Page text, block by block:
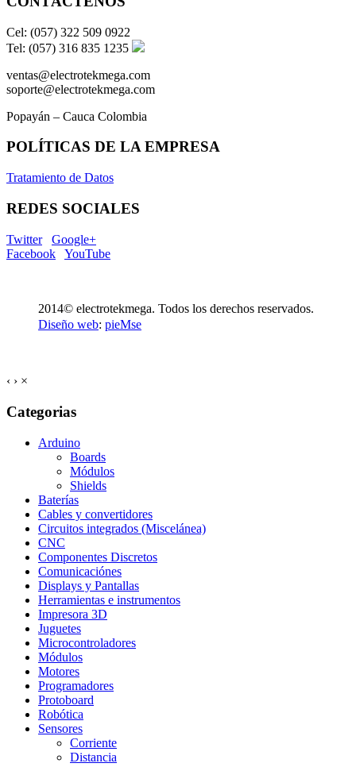
Cel: (057) 322 509 0922
Tel: (057) 316 835 1235
ventas@electrotekmega.com
soporte@electrotekmega.com
Popayán – Cauca Colombia
POLÍTICAS DE LA EMPRESA
Tratamiento de Datos
REDES SOCIALES
Twitter
Google+
Facebook
YouTube
2014© electrotekmega. Todos los derechos reservados.
Diseño web: pieMse
‹ › ×
Categorias
Arduino
Boards
Módulos
Shields
Baterías
Cables y convertidores
Circuitos integrados (Miscelánea)
CNC
Componentes Discretos
Comunicaciónes
Displays y Pantallas
Herramientas e instrumentos
Impresora 3D
Juguetes
Microcontroladores
Módulos
Motores
Programadores
Protoboard
Robótica
Sensores
Corriente
Distancia